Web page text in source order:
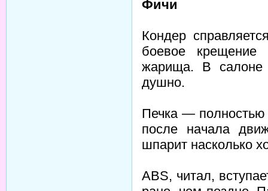
Фичи
Кондер
боевое крещение
жарища. В
душно.
Печка — полностью
после начала
шпарит насколько
ABS, читал,